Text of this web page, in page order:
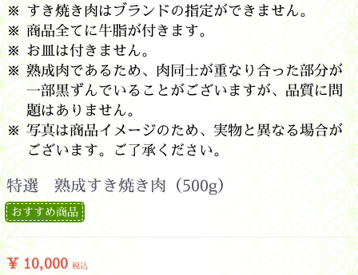
すき焼き肉はブランドの指定ができません。
商品全てに牛脂が付きます。
お皿は付きません。
熟成肉であるため、肉同士が重なり合った部分が
一部黒ずんでいることがございますが、品質に問
題はありません。
写真は商品イメージのため、実物と異なる場合が
ございます。ご了承ください。
特選 熟成すき焼き肉（500g）
おすすめ商品
¥ 10,000 税込